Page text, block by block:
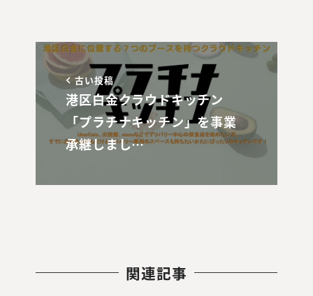
古い投稿
港区白金クラウドキッチン
「プラチナキッチン」を事業
承継しまし…
関連記事